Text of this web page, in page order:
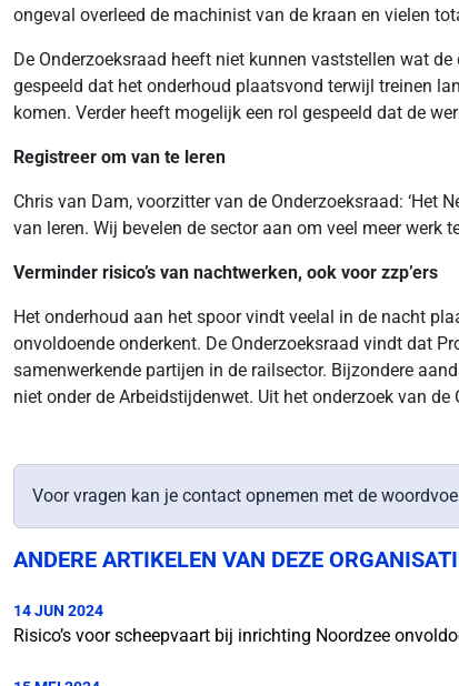
ongeval overleed de machinist van de kraan en vielen
De Onderzoeksraad heeft niet kunnen vaststellen wat
gespeeld dat het onderhoud plaatsvond terwijl treinen
komen. Verder heeft mogelijk een rol gespeeld dat de
Registreer om van te leren
Chris van Dam, voorzitter van de Onderzoeksraad:
van leren. Wij bevelen de sector aan om veel meer werk
Verminder risico’s van nachtwerken, ook voor zzp’ers
Het onderhoud aan het spoor vindt veelal in de nacht
onvoldoende onderkent. De Onderzoeksraad vindt dat
samenwerkende partijen in de railsector. Bijzondere
niet onder de Arbeidstijdenwet. Uit het onderzoek van
Voor vragen kan je contact opnemen met de
ANDERE ARTIKELEN VAN DEZE
14 JUN 2024
Risico’s voor scheepvaart bij inrichting Noordzee